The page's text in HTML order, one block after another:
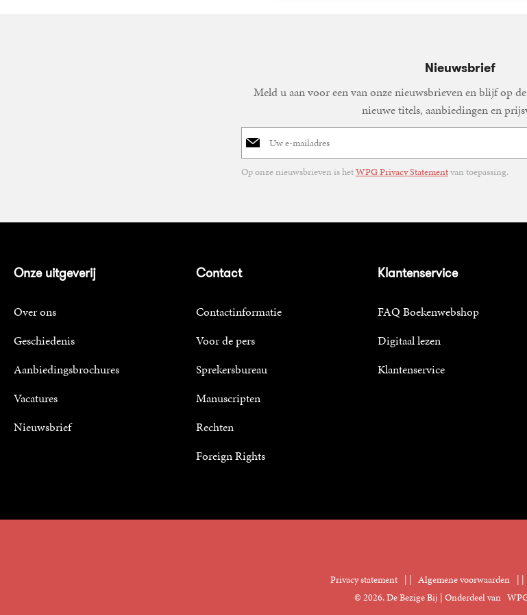
Nieuwsbrief
Meld u aan voor een van onze nieuwsbrieven en blijf op
nieuwe titels, aanbiedingen en
E-
Op onze nieuwsbrieven is hetWPG Privacy Statementvan toepassing.
Onze uitgeverij
Over ons
Geschiedenis
Aanbiedingsbrochures
Vacatures
Nieuwsbrief
Contact
Contactinformatie
Voor de pers
Sprekersbureau
Manuscripten
Rechten
Foreign Rights
Klantenservice
FAQ Boekenwebshop
Digitaal lezen
Klantenservice
Privacy statement | Algemene voorwaarden |
© 2026, De Bezige Bij | Onderdeel van